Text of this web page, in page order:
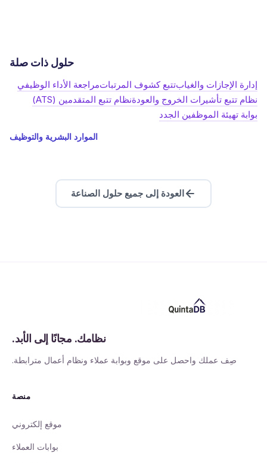
حلول ذات صلة
إدارة الإجازات والغيابتتبع كشوف المرتباتمراجعة الأداء الوظيفي
نظام تتبع تأشيرات الخروج والعودةنظام تتبع المتقدمين (ATS)
بوابة تهيئة الموظفين الجدد
الموارد البشرية والتوظيف
العودة إلى جميع حلول الصناعة
نظامك. مجانًا إلى الأبد.
صِف عملك واحصل على موقع وبوابة عملاء ونظام أعمال مترابطة.
منصة
موقع إلكتروني
بوابات العملاء